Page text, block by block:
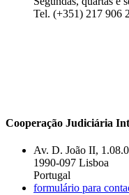
Tel. (+351) 217 906
Cooperação Judiciária
Av. D. João II,
1990-097 Lisboa
Portugal
formulário para